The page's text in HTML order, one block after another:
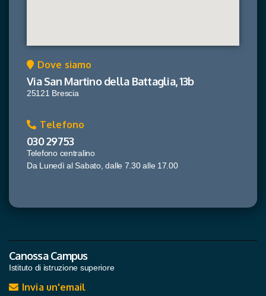
Dove siamo
Via San Martino della Battaglia, 13b
25121 Brescia
Telefono
030 29753
Telefono centralino
Da Lunedì al Sabato, dalle 7.30 alle 17.00
Canossa Campus
Istituto di istruzione superiore
Invia un'email